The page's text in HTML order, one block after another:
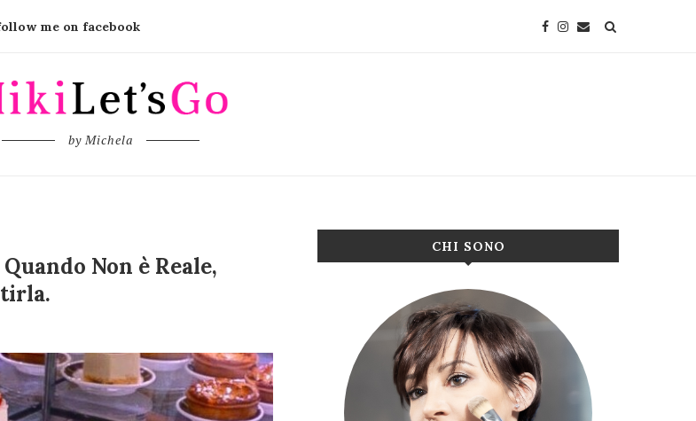
me on facebook
by Michela
Non è Reale,
CHI SONO